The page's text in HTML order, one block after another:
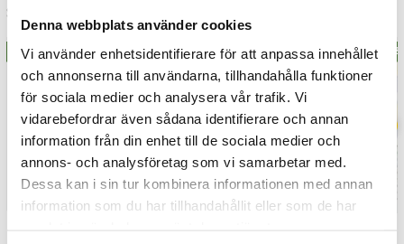
Denna webbplats använder cookies
Vi använder enhetsidentifierare för att anpassa innehållet
och annonserna till användarna, tillhandahålla funktioner
för sociala medier och analysera vår trafik. Vi
vidarebefordrar även sådana identifierare och annan
information från din enhet till de sociala medier och
annons- och analysföretag som vi samarbetar med.
Dessa kan i sin tur kombinera informationen med annan
information som du har tillhandahållit eller som de har
Senast besökta
BÄSTSÄLJARE